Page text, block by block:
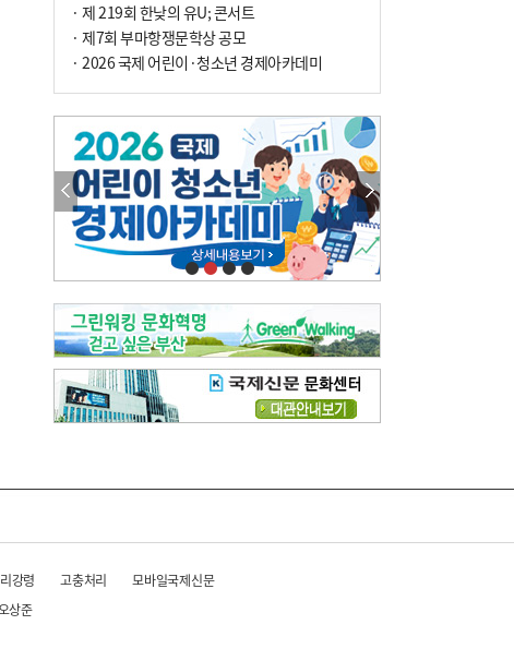
기고[전체보기]
환자의 희망, 헌혈의 힘
대학과 지역 ‘연결’이 지역혁신이다
엘리트 자평해온 市 공무원…생중계 회의서 능력 입증을
김준희의 클래식 인사이트[전체보기]
여름날의 애상, 왈츠
빛나는 꿈의 계절, 4월의 노래
김지윤의 우리음악 이야기[전체보기]
세종시대 음악이 전해진 이유
영산회상, 불교음악에서 풍류음악으로
뉴스와 현장[전체보기]
‘800조 투자’ 희비 가른 재생에너지
뜨거워지는 바다, 북쪽으로 열리는 항로
데스크시각[전체보기]
물은 행정구역 경계를 따라 흐르지 않는다
회피형 대통령
새로운 시작 ‘황혼 이혼’
· 제 219회 한낮의 유U; 콘서트
· 제7회 부마항쟁문학상 공모
· 2026 국제 어린이·청소년 경제아카데미
강령 고충처리
모바일국제신문
상준